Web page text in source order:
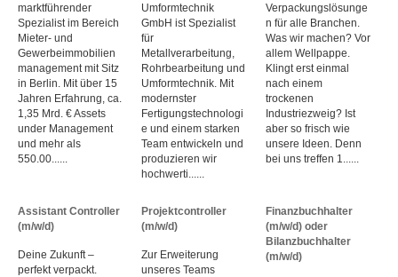
marktführender
Spezialist im Bereich
Mieter- und
Gewerbeimmobilien
management mit Sitz
in Berlin. Mit über 15
Jahren Erfahrung, ca.
1,35 Mrd. € Assets
under Management
und mehr als
550.00......
Umformtechnik
GmbH ist Spezialist
für
Metallverarbeitung,
Rohrbearbeitung und
Umformtechnik. Mit
modernster
Fertigungstechnologi
e und einem starken
Team entwickeln und
produzieren wir
hochwerti......
Verpackungslösunge
n für alle Branchen.
Was wir machen? Vor
allem Wellpappe.
Klingt erst einmal
nach einem
trockenen
Industriezweig? Ist
aber so frisch wie
unsere Ideen. Denn
bei uns treffen 1......
Assistant Controller
(m/w/d)
Deine Zukunft –
perfekt verpackt.
Projektcontroller
(m/w/d)
Zur Erweiterung
unseres Teams
Finanzbuchhalter
(m/w/d) oder
Bilanzbuchhalter
(m/w/d)